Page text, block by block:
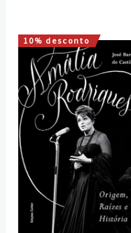
10% desconto
O
preço
original
era:
15,00 €.
O
preço
atual
é:
13,50 €.